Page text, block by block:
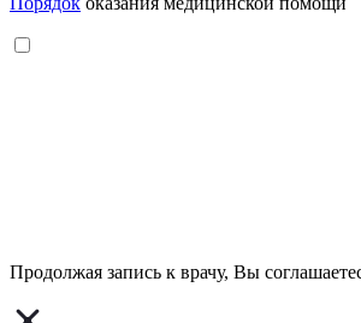
Продолжая запись к врачу, Вы